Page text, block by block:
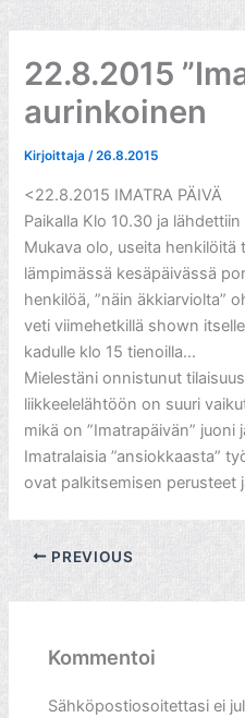
22.8.2015
aurinkoinen
Kirjoittaja/26.8.2015
<22.8.2015 IMATRA PÄIVÄ
Paikalla Klo 10.30 ja
Mukava olo, useita henkilöitä
lämpimässä kesäpäivässä
henkilöä, ”näin äkkiarviolta”
veti viimehetkillä shown
kadulle klo 15 tienoilla…
Mielestäni onnistunut
liikkeelelähtöön on suuri
mikä on ”Imatrapäivän” juoni
Imatralaisia ”ansiokkaasta”
ovat palkitsemisen perusteet
PREVIOUS
Kommentoi
Sähköpostiosoitettasi ei